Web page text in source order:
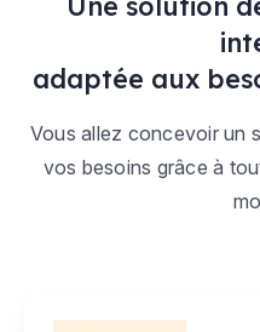
adaptée aux
Vous allez concevoir un
vos besoins grâce à